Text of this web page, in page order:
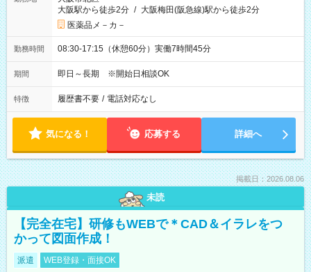
大阪駅から徒歩2分 / 大阪梅田(阪急線)駅から徒歩2分
医薬品メ－カ－
勤務時間 08:30-17:15（休憩60分）実働7時間45分
期間 即日～長期 ※開始日相談OK
特徴 履歴書不要 / 電話対応なし
気になる！ 応募する 詳細へ
掲載日：2026.08.06
未読
【完全在宅】研修もWEBで＊CAD＆イラレをつ
かって図面作成！
派遣 WEB登録・面接OK